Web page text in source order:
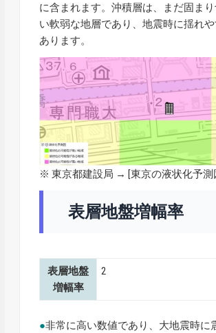
に含まれます。沖積層は、まだ固ま
い軟弱な地層であり、地震時に揺れ
あります。
※ 東京都建設局 → [東京の液状化予測
表層地盤増幅率
表層地盤
増幅率
2
●非常に高い数値であり、大地震時に